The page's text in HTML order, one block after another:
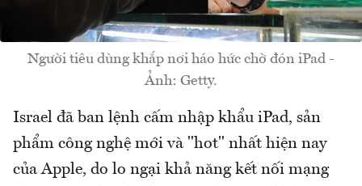
Người tiêu dùng khắp nơi háo hức chờ đón iPad -
Ảnh: Getty.
Israel đã ban lệnh cấm nhập khẩu iPad, sản
phẩm công nghệ mới và "hot" nhất hiện nay
của Apple, do lo ngại khả năng kết nối mạng